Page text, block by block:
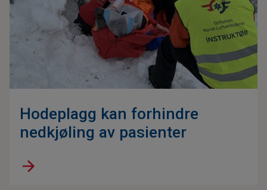
Hodeplagg kan forhindre
nedkjøling av pasienter